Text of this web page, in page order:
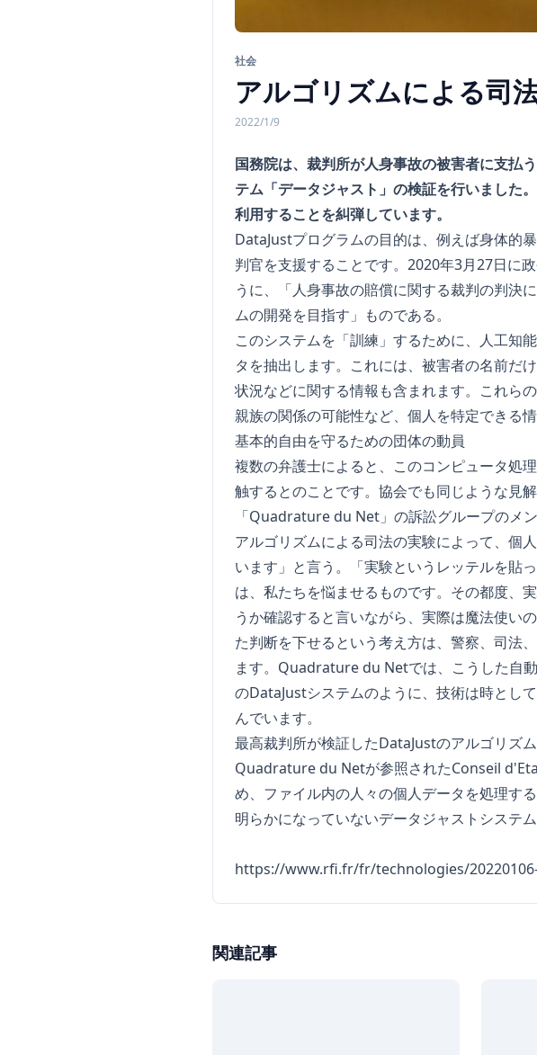
社会
アルゴリズムによる司
2022/1/9
国務院は、裁判所が人身事故の被害者に支払
テム「データジャスト」の検証を行いました
利用することを糾弾しています。
DataJustプログラムの目的は、例えば身体的
判官を支援することです。2020年3月27日に
うに、「人身事故の賠償に関する裁判の判決
ムの開発を目指す」ものである。
このシステムを「訓練」するために、人工知
タを抽出します。これには、被害者の名前だ
状況などに関する情報も含まれます。これら
親族の関係の可能性など、個人を特定できる
基本的自由を守るための団体の動員
複数の弁護士によると、このコンピュータ処
触するとのことです。協会でも同じような見
「Quadrature du Net」の訴訟グループのメ
アルゴリズムによる司法の実験によって、個
います」と言う。「実験というレッテルを貼
は、私たちを悩ませるものです。その都度、
うか確認すると言いながら、実際は魔法使い
た判断を下せるという考え方は、警察、司法
ます。Quadrature du Netでは、こうした自
のDataJustシステムのように、技術は時とし
んでいます。
最高裁判所が検証したDataJustのアルゴリズム
Quadrature du Netが参照されたConseil
め、ファイル内の人々の個人データを処理す
明らかになっていないデータジャストシステ
https://www.rfi.fr/fr/technologies/
関連記事